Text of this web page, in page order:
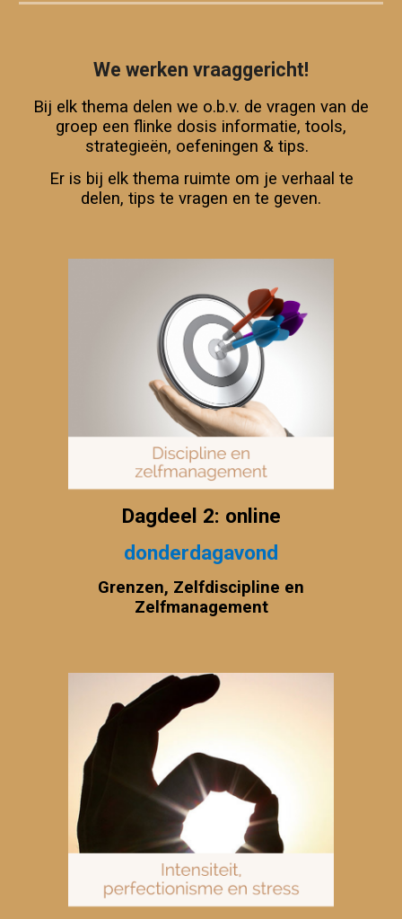
We werken vraaggericht!
Bij elk thema delen we o.b.v. de vragen van de
groep een flinke dosis informatie, tools,
strategieën, oefeningen &tips.
Er is bij elk thema ruimte om je verhaal te
delen, tips te vragen en te geven.
Dagdeel 2: online
donderdagavond
Grenzen, Zelfdiscipline en
Zelfmanagement